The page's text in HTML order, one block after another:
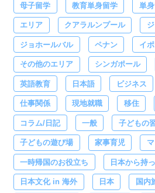
母子留学 教育単身留学 単
エリア クアラルンプール
ジョホールバル ペナン イ
その他のエリア シンガポール
英語教育 日本語 ビジネス
仕事関係 現地就職 移住
コラム/日記 一般 子どもの
子どもの遊び場 家事育児
一時帰国のお役立ち 日本から持
日本文化 in 海外 日本 国内